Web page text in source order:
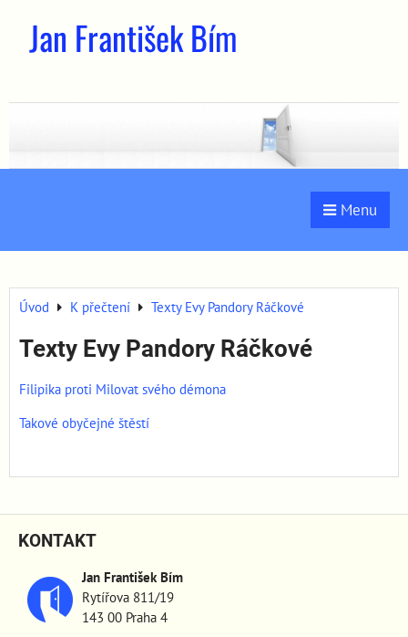
Jan František Bím
Menu
Úvod K přečtení Texty Evy Pandory Ráčkové
Texty Evy Pandory Ráčkové
Filipika proti Milovat svého démona
Takové obyčejné štěstí
KONTAKT
Jan František Bím
Rytířova 811/19
143 00 Praha 4